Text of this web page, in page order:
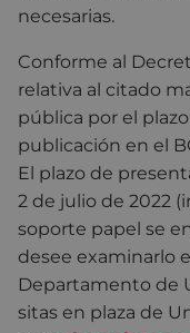
necesarias.
Conforme al
relativa al citado
pública por el
publicación en el
El plazo de
2 de julio de 2022
soporte papel se
desee examinarlo
Departamento de
sitas en plaza de